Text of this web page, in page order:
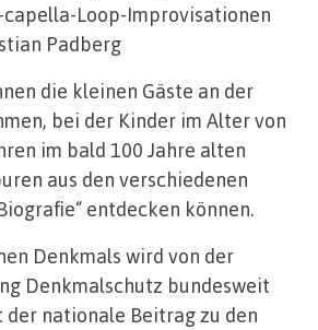
capella-Loop-Improvisationen
Padberg
die kleinen Gäste an der
bei der Kinder im Alter von
im bald 100 Jahre alten
aus den verschiedenen
entdecken können.
Denkmals wird von der
Denkmalschutz bundesweit
der nationale Beitrag zu den